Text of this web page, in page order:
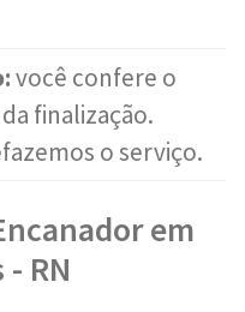
você confere o
finalização.
o serviço.
em
RN